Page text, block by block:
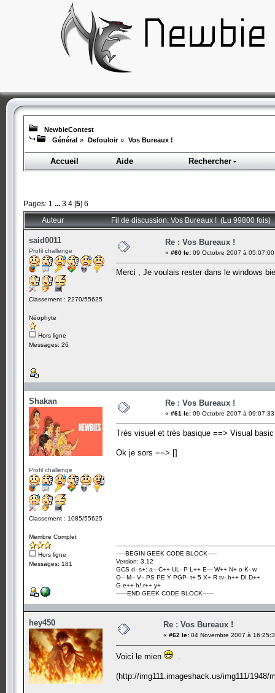
NewbieContest
Général » Defouloir » Vos Bureaux !
Accueil Aide Rechercher
Pages: 1 ... 3 4 [5] 6
Auteur Fil de discussion: Vos Bureaux ! (Lu 99800 fois)
said0011
Profil challenge
Classement : 2270/55625
Néophyte
Hors ligne
Messages: 26
Re : Vos Bureaux !
« #60 le: 09 Octobre 2007 à
Merci , Je voulais rester dans le windows
Shakan
Profil challenge
Classement : 1085/55625
Membre Complet
Hors ligne
Messages: 181
Re : Vos Bureaux !
« #61 le: 09 Octobre 2007 à
Très visuel et très basique ==> Visual basic
Ok je sors ==> []
-----BEGIN GEEK CODE BLOCK-----
Version: 3.12
GCS d- s+: a-- C++ UL- P L++ E--- W++ N+ o K- w
O-- M-- V-- PS PE Y PGP- t+ 5 X+ R tv- b++ DI D++
G e++ h! r++ y+
------END GEEK CODE BLOCK------
hey450 Re : Vos Bureaux !
« #62 le: 04 Novembre 2007 à
Voici le mien
(http://img111.imageshack.us/img111/1948/